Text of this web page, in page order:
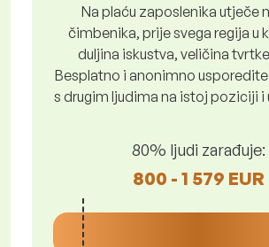
Na plaću zaposlenika utječe
čimbenika, prije svega regija u
duljina iskustva, veličina
Besplatno i anonimno
s drugim ljudima na istoj poziciji i
80% ljudi zarađuje:
800 - 1 579 EUR